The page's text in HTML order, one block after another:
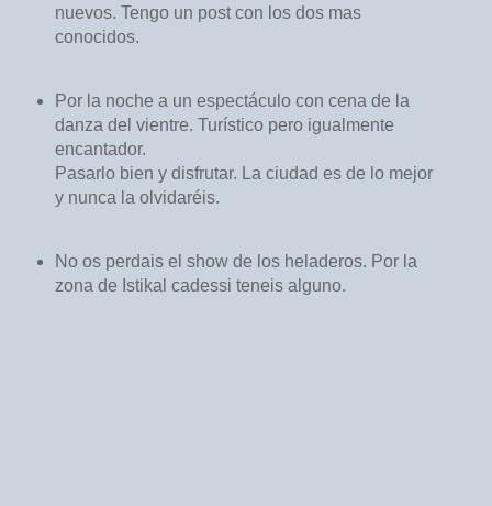
nuevos. Tengo un post con los dos mas
conocidos.
Por la noche a un espectáculo con cena de la
danza del vientre. Turístico pero igualmente
encantador.
Pasarlo bien y disfrutar. La ciudad es de lo mejor
y nunca la olvidaréis.
No os perdais el show de los heladeros. Por la
zona de Istikal cadessi teneis alguno.